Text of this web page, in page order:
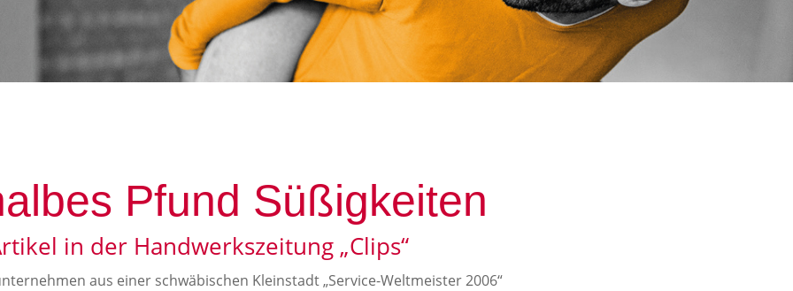
Pfund Süßigkeiten
in der Handwerkszeitung „Clips“
aus einer schwäbischen Kleinstadt „Service-Weltmeister 2006“